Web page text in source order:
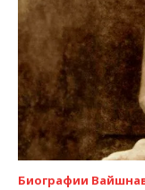
Биографии